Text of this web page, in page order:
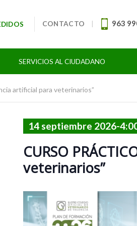
CONTACTO | 963
SERVICIOS AL CIUDADANO
artificial para veterinarios”
14 septiembre 2026-
CURSO
veterinarios”